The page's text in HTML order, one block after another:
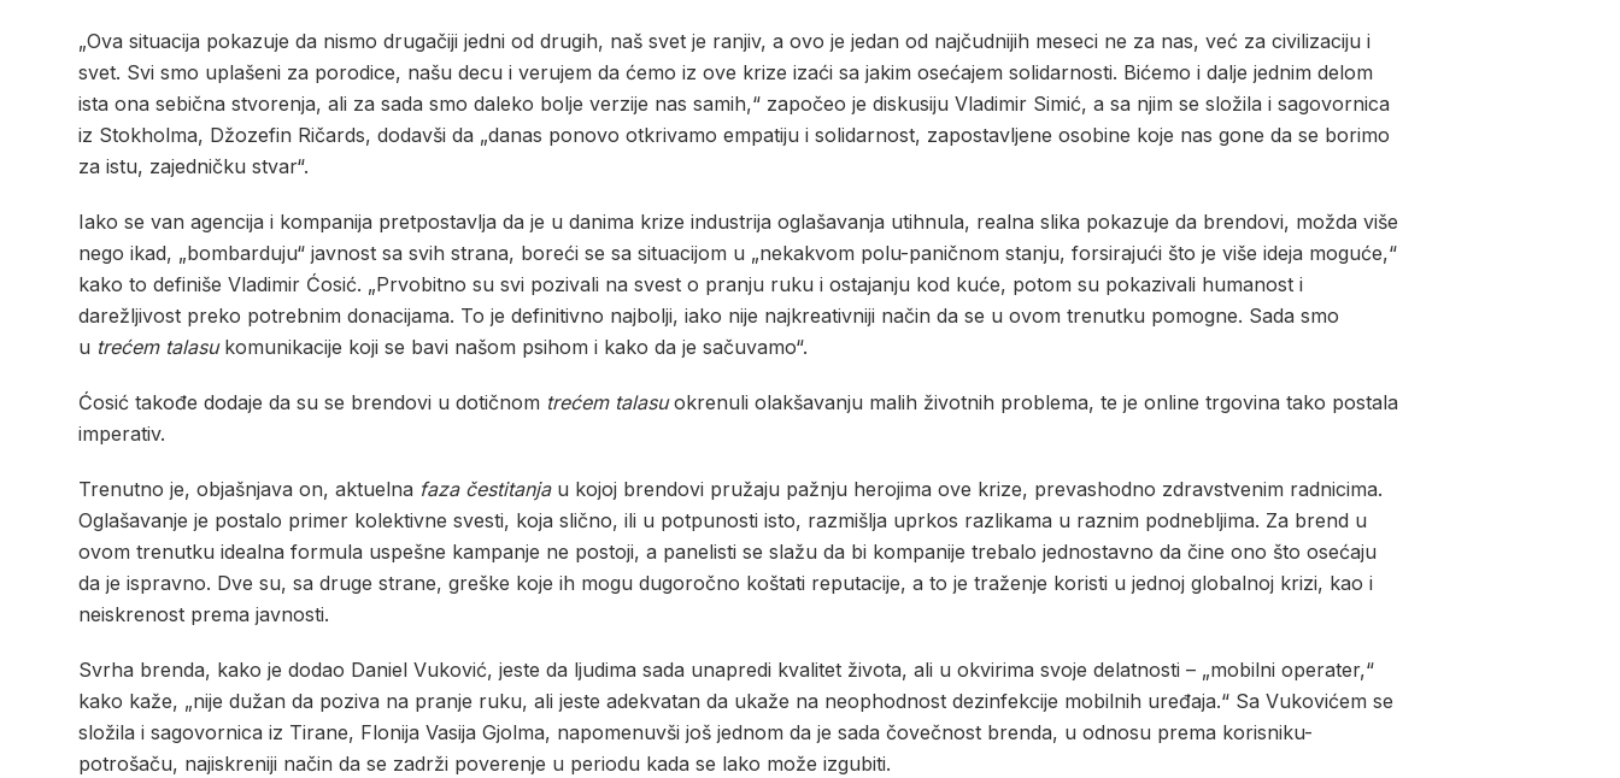
„Ova situacija pokazuje da nismo drugačiji jedni od drugih, naš svet je ranjiv, a ovo je jedan od najčudnijih meseci ne za nas, već za civilizaciju i
svet. Svi smo uplašeni za porodice, našu decu i verujem da ćemo iz ove krize izaći sa jakim osećajem solidarnosti. Bićemo i dalje jednim delom
ista ona sebična stvorenja, ali za sada smo daleko bolje verzije nas samih,“ započeo je diskusiju Vladimir Simić, a sa njim se složila i sagovornica
iz Stokholma, Džozefin Ričards, dodavši da „danas ponovo otkrivamo empatiju i solidarnost, zapostavljene osobine koje nas gone da se borimo
za istu, zajedničku stvar“.
Iako se van agencija i kompanija pretpostavlja da je u danima krize industrija oglašavanja utihnula, realna slika pokazuje da brendovi, možda više
nego ikad, „bombarduju“ javnost sa svih strana, boreći se sa situacijom u „nekakvom polu-paničnom stanju, forsirajući što je više ideja moguće,“
kako to definiše Vladimir Ćosić. „Prvobitno su svi pozivali na svest o pranju ruku i ostajanju kod kuće, potom su pokazivali humanost i
darežljivost preko potrebnim donacijama. To je definitivno najbolji, iako nije najkreativniji način da se u ovom trenutku pomogne. Sada smo
u trećem talasukomunikacije koji se bavi našom psihom i kako da je sačuvamo“.
Ćosić takođe dodaje da su se brendovi u dotičnom trećem talasuokrenuli olakšavanju malih životnih problema, te je online trgovina tako postala
imperativ.
Trenutno je, objašnjava on, aktuelna faza čestitanjau kojoj brendovi pružaju pažnju herojima ove krize, prevashodno zdravstvenim radnicima.
Oglašavanje je postalo primer kolektivne svesti, koja slično, ili u potpunosti isto, razmišlja uprkos razlikama u raznim podnebljima. Za brend u
ovom trenutku idealna formula uspešne kampanje ne postoji, a panelisti se slažu da bi kompanije trebalo jednostavno da čine ono što osećaju
da je ispravno. Dve su, sa druge strane, greške koje ih mogu dugoročno koštati reputacije, a to je traženje koristi u jednoj globalnoj krizi, kao i
neiskrenost prema javnosti.
Svrha brenda, kako je dodao Daniel Vuković, jeste da ljudima sada unapredi kvalitet života, ali u okvirima svoje delatnosti – „mobilni operater,“
kako kaže, „nije dužan da poziva na pranje ruku, ali jeste adekvatan da ukaže na neophodnost dezinfekcije mobilnih uređaja.“ Sa Vukovićem se
složila i sagovornica iz Tirane, Flonija Vasija Gjolma, napomenuvši još jednom da je sada čovečnost brenda, u odnosu prema korisniku-
potrošaču, najiskreniji način da se zadrži poverenje u periodu kada se lako može izgubiti.